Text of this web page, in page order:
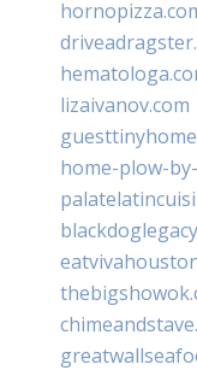
lizaivanov.com
home-plow-